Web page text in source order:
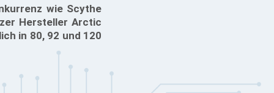
wie Scythe
Hersteller Arctic
in 80, 92 und 120